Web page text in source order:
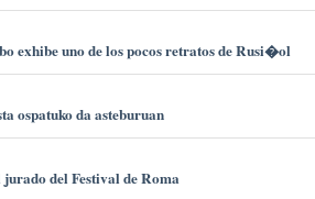
exhibe uno de los pocos retratos de Rusi�ol
ospatuko da asteburuan
del Festival de Roma